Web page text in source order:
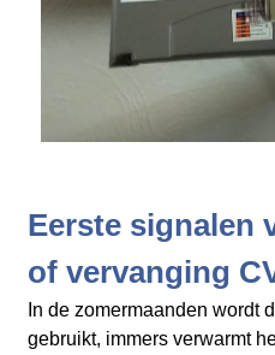
Eerste signalen
of vervanging
In de zomermaanden wordt
gebruikt, immers verwarmt